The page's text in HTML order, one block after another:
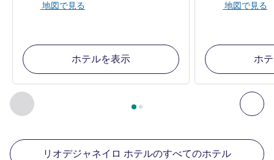
前に戻る - 周辺の他の施設 次
2ページ中 , 周辺の他の施設 1 :, 周辺の他の施設 2
地図で見る
ホテルを表示
地図で見る
ホ
リオデジャネイロ ホテルのすべてのホテル